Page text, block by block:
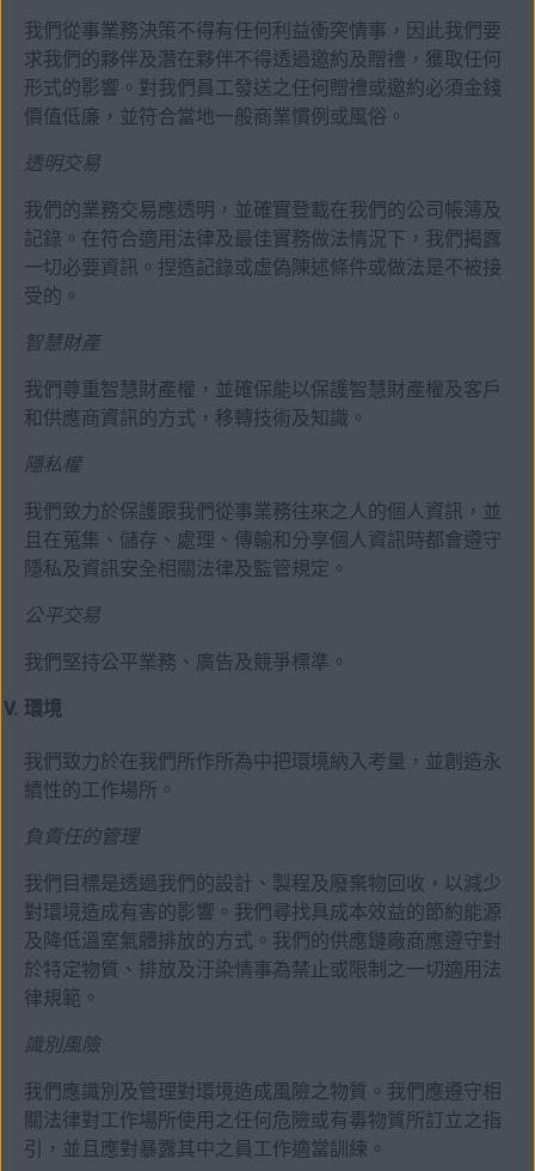
我們從事業務決策不得有任何利益衝突情事，因此我們要
求我們的夥伴及潛在夥伴不得透過邀約及贈禮，獲取任何
形式的影響。對我們員工發送之任何贈禮或邀約必須金錢
價值低廉，並符合當地一般商業慣例或風俗。
透明交易
我們的業務交易應透明，並確實登載在我們的公司帳簿及
記錄。在符合適用法律及最佳實務做法情況下，我們揭露
一切必要資訊。捏造記錄或虛偽陳述條件或做法是不被接
受的。
智慧財產
我們尊重智慧財產權，並確保能以保護智慧財產權及客戶
和供應商資訊的方式，移轉技術及知識。
隱私權
我們致力於保護跟我們從事業務往來之人的個人資訊，並
且在蒐集、儲存、處理、傳輸和分享個人資訊時都會遵守
隱私及資訊安全相關法律及監管規定。
公平交易
我們堅持公平業務、廣告及競爭標準。
環境
我們致力於在我們所作所為中把環境納入考量，並創造永
續性的工作場所。
負責任的管理
我們目標是透過我們的設計、製程及廢棄物回收，以減少
對環境造成有害的影響。我們尋找具成本效益的節約能源
及降低溫室氣體排放的方式。我們的供應鏈廠商應遵守對
於特定物質、排放及汙染情事為禁止或限制之一切適用法
律規範。
識別風險
我們應識別及管理對環境造成風險之物質。我們應遵守相
關法律對工作場所使用之任何危險或有毒物質所訂立之指
引，並且應對暴露其中之員工作適當訓練。